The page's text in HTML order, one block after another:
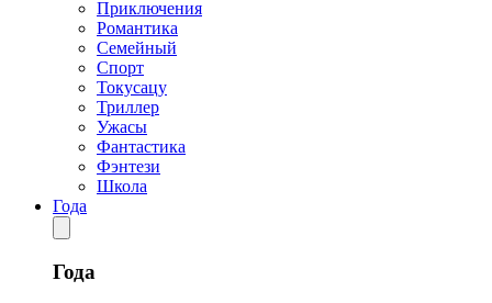
Приключения
Романтика
Семейный
Спорт
Токусацу
Триллер
Ужасы
Фантастика
Фэнтези
Школа
Года
Года